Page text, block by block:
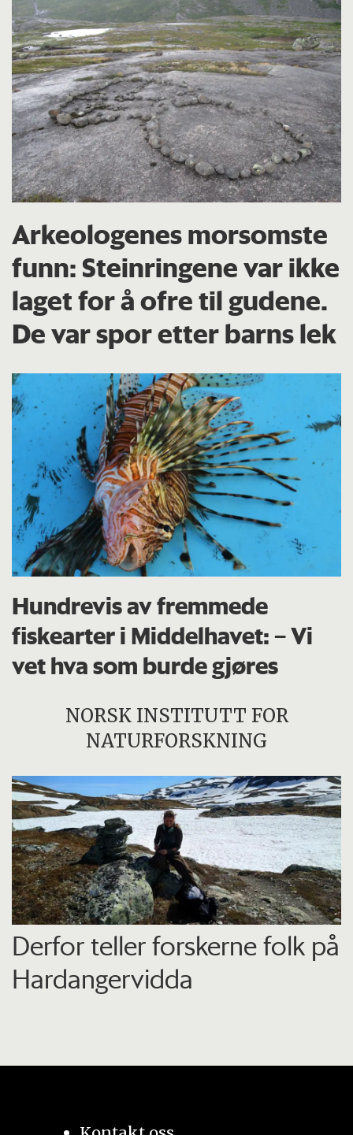
Arkeologenes morsomste
funn: Steinringene var ikke
laget for å ofre til gudene.
De var spor etter barns lek
Hundrevis av fremmede
fiskearter i Middelhavet: – Vi
vet hva som burde gjøres
NORSK INSTITUTT FOR
NATURFORSKNING
Derfor teller forskerne folk på
Hardangervidda